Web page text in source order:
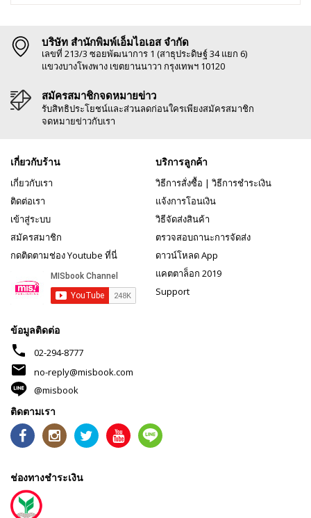
บริษัท สำนักพิมพ์เอ็มไอเอส จำกัด
เลขที่ 213/3 ซอยพัฒนาการ 1 (สาธุประดิษฐ์ 34 แยก 6)
แขวงบางโพงพาง เขตยานนาวา กรุงเทพฯ 10120
สมัครสมาชิกจดหมายข่าว
รับสิทธิประโยชน์และส่วนลดก่อนใครเพียงสมัครสมาชิก
จดหมายข่าวกับเรา
เกี่ยวกับร้าน
เกี่ยวกับเรา
ติดต่อเรา
เข้าสู่ระบบ
สมัครสมาชิก
กดติดตามช่อง Youtube ที่นี่
บริการลูกค้า
วิธีการสั่งซื้อ | วิธีการชำระเงิน
แจ้งการโอนเงิน
วิธีจัดส่งสินค้า
ตรวจสอบถานะการจัดส่ง
ดาวน์โหลด App
แคตตาล็อก 2019
Support
ข้อมูลติดต่อ
phone 02-294-8777
mail
no-reply@misbook.com
@misbook
ติดตามเรา
ช่องทางชำระเงิน